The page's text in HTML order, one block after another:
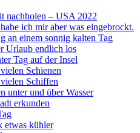
nachholen – USA 2022
ich mir aber was eingebrockt.
an einem sonnig kalten Tag
Urlaub endlich los
Tag auf der Insel
Schienen
Schiffen
unter und über Wasser
erkunden
etwas kühler